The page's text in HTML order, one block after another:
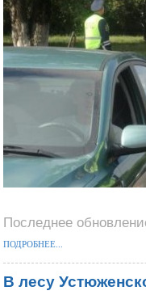
Последнее
ПОДРОБНЕЕ...
В лесу